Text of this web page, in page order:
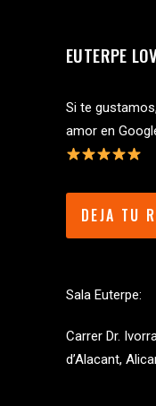
EUTERPE
Si te
amor en
DEJA TU
Sala Euterpe:
Carrer Dr.
d’Alacant,